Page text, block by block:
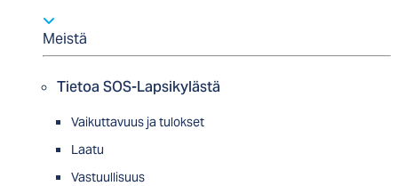
Meistä
Tietoa SOS-Lapsikylästä
Vaikuttavuus ja tulokset
Laatu
Vastuullisuus